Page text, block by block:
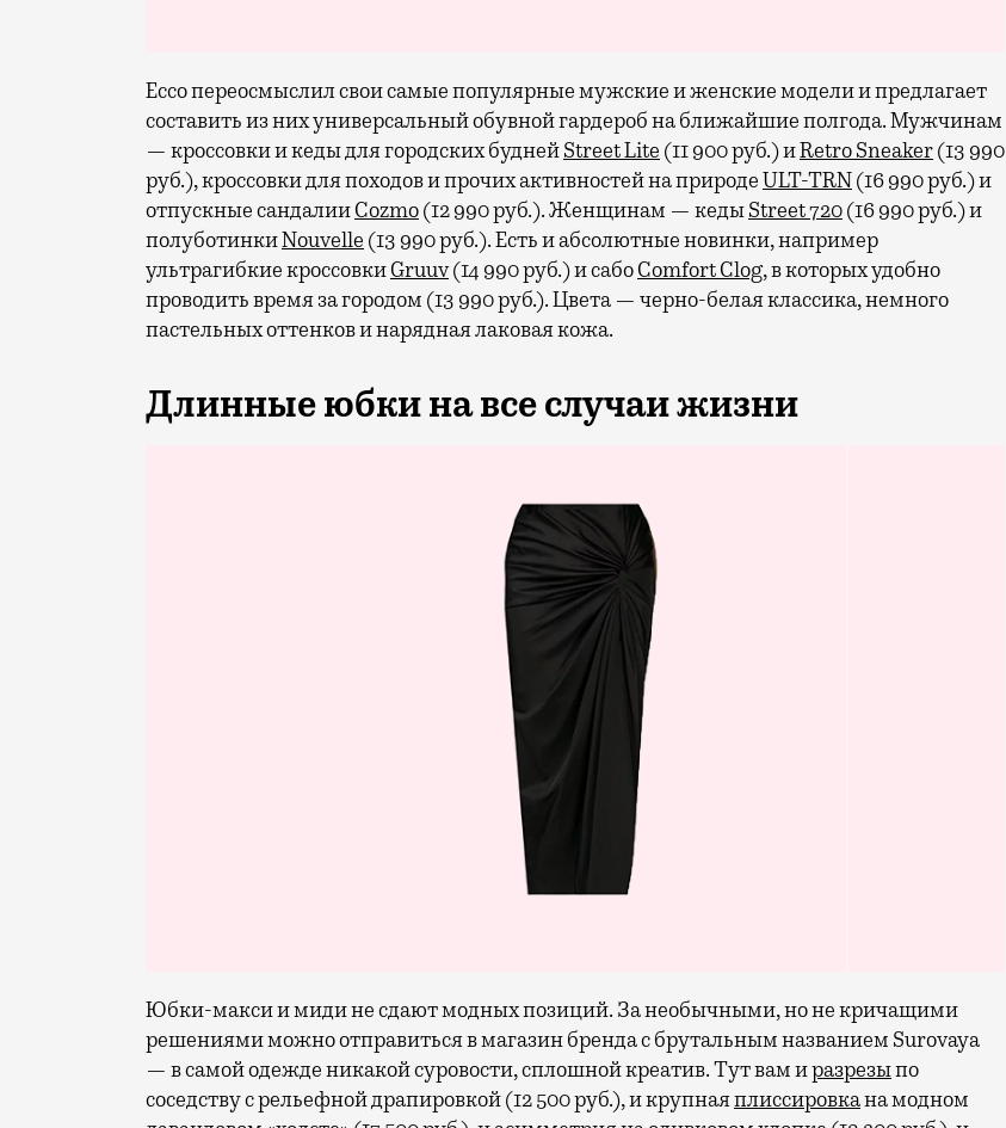
Ecco переосмыслил свои самые популярные мужские и женские модели и предлагает
составить из них универсальный обувной гардероб на ближайшие полгода. Мужчинам
— кроссовки и кеды для городских буднейStreet Lite (11 900 руб.) иRetro Sneaker(13 990
руб.), кроссовки для походов и прочих активностей на природеULT-TRN(16 990 руб.) и
отпускные сандалииCozmo(12 990 руб.). Женщинам — кедыStreet 720(16 990 руб.) и
полуботинкиNouvelle (13 990 руб.). Есть и абсолютные новинки, например
ультрагибкие кроссовкиGruuv(14 990 руб.) и сабоComfort Clog, в которых удобно
проводить время за городом (13 990 руб.). Цвета — черно-белая классика, немного
пастельных оттенков и нарядная лаковая кожа.
Длинные юбки на все случаи жизни
Юбки-макси и миди не сдают модных позиций. За необычными, но не кричащими
решениями можно отправиться в магазин бренда с брутальным названием Surovaya
— в самой одежде никакой суровости, сплошной креатив. Тут вам иразрезыпо
соседству с рельефной драпировкой (12 500 руб.), и крупнаяплиссировкана модном